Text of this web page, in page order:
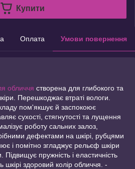
Купити
Оплата Умови повернення
обличчя створена для глибокого та
Перешкоджає втраті вологи.
пом'якшує й заспокоює
сухості, стягнутості та лущення
роботу сальних залоз,
дефектами на шкірі, рубцями
і помітно згладжує рельєф шкіри
Підвищує пружність і еластичність
шкірі здоровий колір обличчя. -